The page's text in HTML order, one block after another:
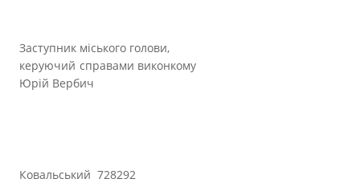
Заступник міського голови,
керуючий справами виконкому
Юрій Вербич
Ковальський 728292